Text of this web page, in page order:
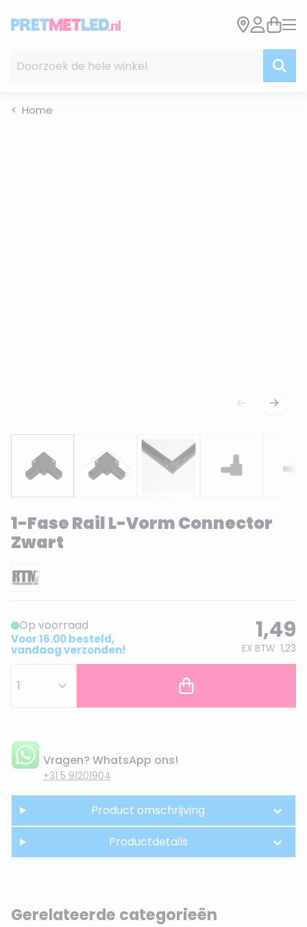
Home
1-Fase Rail L-Vorm Connector
Zwart
Op voorraad
Voor 16.00 besteld,
vandaag verzonden!
1,49
EX BTW 1,23
Vragen? WhatsApp ons!
+31 5 91201904
Product omschrijving
Productdetails
Gerelateerde categorieën